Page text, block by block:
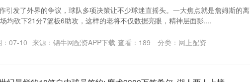
引发了外界的争议，球队多项决策让不少球迷直摇头。一大焦点就是詹姆斯的离
均砍下21分7篮板6助攻，这样的老将不仅数据亮眼，精神层面影....
：07-10 来源：锦牛网配资APP下载 查看： 189 分类： 网上配资